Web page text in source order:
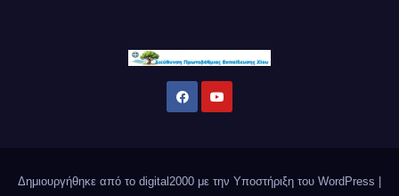
Δημιουργήθηκε από το digital2000 με την Υποστήριξη του WordPress